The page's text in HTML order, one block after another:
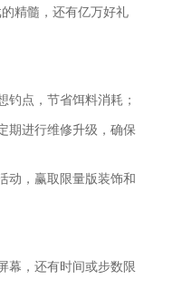
精髓，还有亿万好礼
钓点，节省饵料消耗；
期进行维修升级，确保
动，赢取限量版装饰和
幕，还有时间或步数限